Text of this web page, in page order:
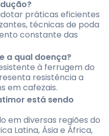
práticas eficientes
técnicas de poda
constante das
a qual doença?
à ferrugem do
resistência a
em cafezais.
está sendo
em diversas regiões do
Latina, Ásia e África,